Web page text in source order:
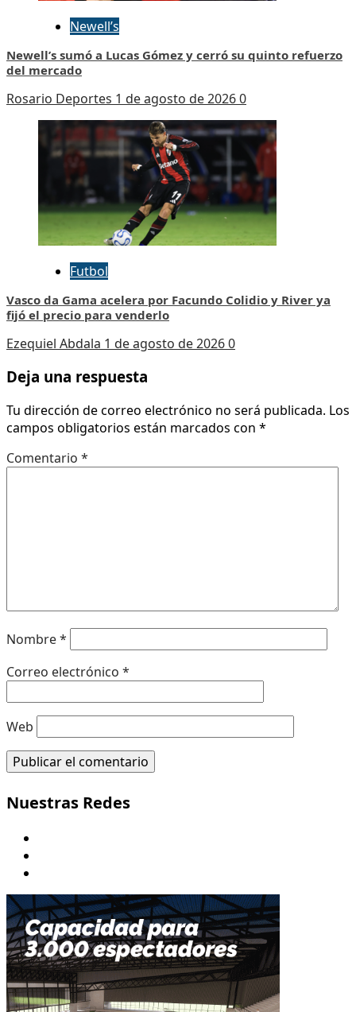
Newell’s
Newell’s sumó a Lucas Gómez y cerró su quinto refuerzo
del mercado
Rosario Deportes 1 de agosto de 20260
Futbol
Vasco da Gama acelera por Facundo Colidio y River ya
fijó el precio para venderlo
Ezequiel Abdala 1 de agosto de 20260
Deja una respuesta
Tu dirección de correo electrónico no será publicada. Los
campos obligatorios están marcados con *
Comentario *
Nombre*
Correo electrónico *
Web
Nuestras Redes